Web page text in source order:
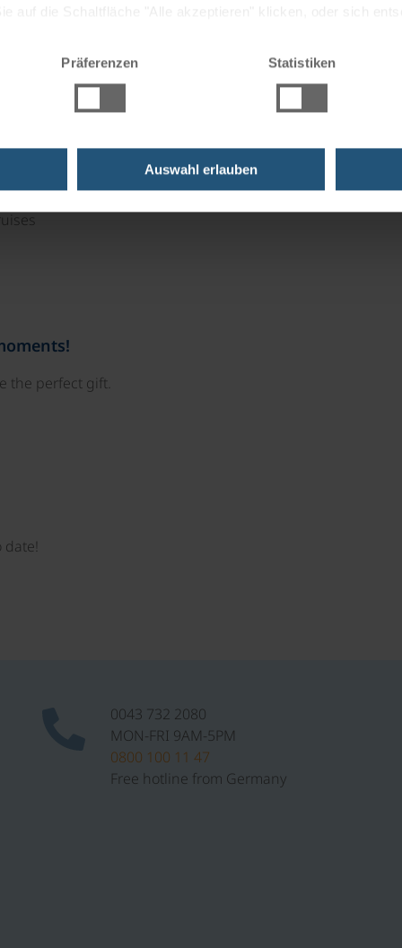
Präferenzen Statistiken
Auswahl erlauben
the perfect gift.
date!
0043 732 2080
MON-FRI 9AM-5PM
0800 100 11 47
Free hotline from Germany